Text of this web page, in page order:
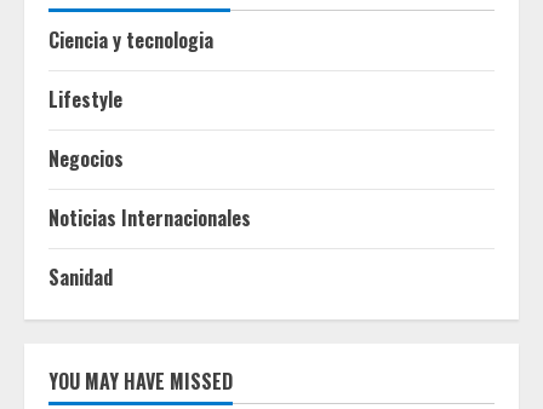
Ciencia y tecnologia
Lifestyle
Negocios
Noticias Internacionales
Sanidad
YOU MAY HAVE MISSED